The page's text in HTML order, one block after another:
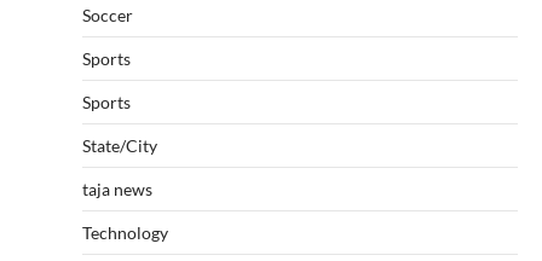
Soccer
Sports
Sports
State/City
taja news
Technology